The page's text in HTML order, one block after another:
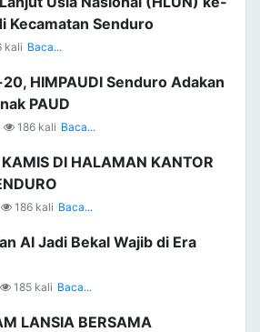
Kecamatan Senduro
kali Baca...
HIMPAUDI Senduro Adakan
PAUD
186 kali Baca...
KAMIS DI HALAMAN KANTOR
186 kali Baca...
AI Jadi Bekal Wajib di Era
185 kali Baca...
LANSIA BERSAMA